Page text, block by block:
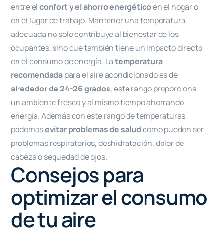
entre elconfort y el ahorro energéticoen el hogar o
en el lugar de trabajo. Mantener una temperatura
adecuada no solo contribuye al bienestar de los
ocupantes, sino que también tiene un impacto directo
en el consumo de energía. Latemperatura
recomendadapara el aire acondicionado es de
alrededor de 24-26 grados, este rango proporciona
un ambiente fresco y al mismo tiempo ahorrando
energía. Además con este rango de temperaturas
podemosevitar problemas de saludcomo pueden ser
problemas respiratorios, deshidratación, dolor de
cabeza o sequedad de ojos.
Consejos para
optimizar el consumo
de tu aire